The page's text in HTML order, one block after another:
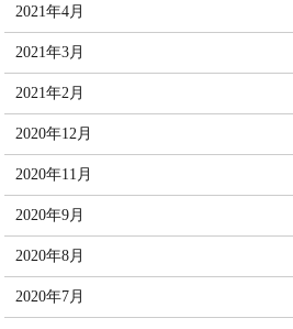
2021年4月
2021年3月
2021年2月
2020年12月
2020年11月
2020年9月
2020年8月
2020年7月